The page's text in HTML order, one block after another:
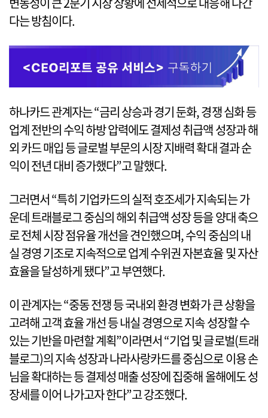
다는 방침이다.
하나카드 관계자는 “금리 상승과 경기 둔화, 경쟁 심화 등
업계 전반의 수익 하방 압력에도 결제성 취급액 성장과 해
외 카드 매입 등 글로벌 부문의 시장 지배력 확대 결과 순
익이 전년 대비 증가했다”고 말했다.
그러면서 “특히 기업카드의 실적 호조세가 지속되는 가
운데 트래블로그 중심의 해외 취급액 성장 등을 양대 축으
로 전체 시장 점유율 개선을 견인했으며, 수익 중심의 내
실 경영 기조로 지속적으로 업계 수위권 자본효율 및 자산
효율을 달성하게 됐다”고 부연했다.
이 관계자는 “중동 전쟁 등 국내외 환경 변화가 큰 상황을
고려해 고객 효율 개선 등 내실 경영으로 지속 성장할 수
있는 기반을 마련할 계획”이라면서 “기업 및 글로벌(트래
블로그)의 지속 성장과 나라사랑카드를 중심으로 이용 손
님을 확대하는 등 결제성 매출 성장에 집중해 올해에도 성
장세를 이어 나가고자 한다”고 강조했다.